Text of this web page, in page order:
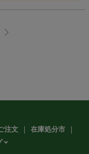
注文
在庫処分市